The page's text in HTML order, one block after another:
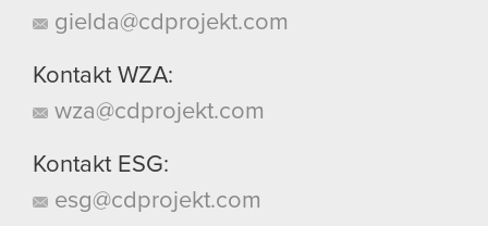
gielda@cdprojekt.com
Kontakt WZA:
wza@cdprojekt.com
Kontakt ESG:
esg@cdprojekt.com